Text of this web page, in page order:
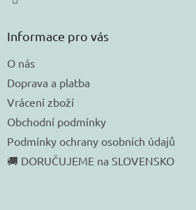
Informace pro vás
O nás
Doprava a platba
Vrácení zboží
Obchodní podmínky
Podmínky ochrany osobních údajů
🚚 DORUČUJEME na SLOVENSKO